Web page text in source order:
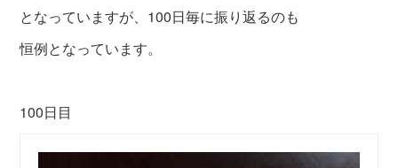
となっていますが、100日毎に振り返るのも
恒例となっています。
100日目